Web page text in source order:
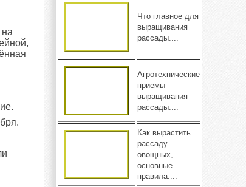
Что главное для
выращивания
рассады....
Агротехнические
приемы
выращивания
рассады....
Как вырастить
рассаду
овощных,
основные
правила....